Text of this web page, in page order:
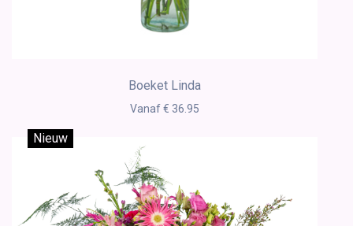
Boeket Linda
Vanaf € 36.95
Nieuw